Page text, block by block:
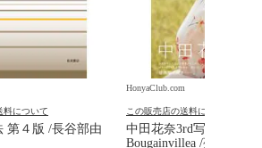
料について
第４版 /長谷部由
HonyaClub.com
この販売店の送料について
中田花奈3rd写真集
Bougainvillea /菊地泰久